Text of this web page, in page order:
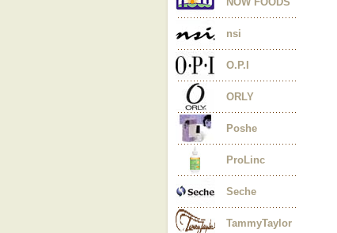
nsi
O.P.I
ORLY
Poshe
ProLinc
Seche
TammyTaylor